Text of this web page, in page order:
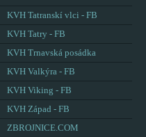
KVH Tatranskí vlci - FB
KVH Tatry - FB
KVH Trnavská posádka
KVH Valkýra - FB
KVH Viking - FB
KVH Západ - FB
ZBROJNICE.COM